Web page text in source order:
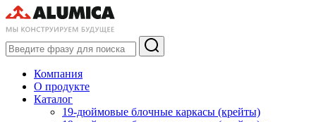
Компания
О продукте
Каталог
19-дюймовые блочные каркасы (крейты)